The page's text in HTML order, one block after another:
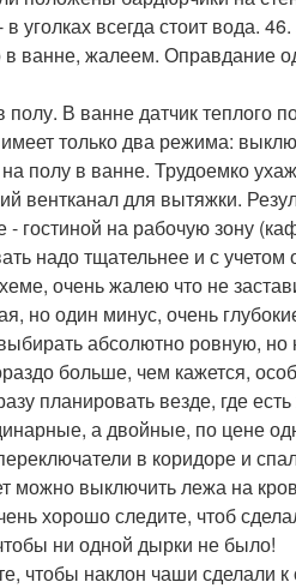
уголках всегда стоит вода.
в ванне, жалеем. Оправдание
В ванне датчик теплого
только два режима:
полу в ванне. Трудоемко
вентканал для вытяжки.
гостиной на рабочую зону
надо тщательнее и с
очень жалею что не
но один минус, очень
абсолютно ровную, но
больше, чем кажется,
планировать везде, где
а двойные, по цене
в коридоре и
можно выключить лежа на
хорошо следите, чтоб
ни одной дырки не было!
чтобы наклон чаши сделали